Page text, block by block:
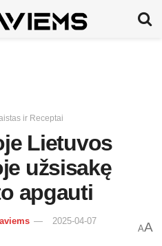
ir Receptai
Lietuvos
užsisakę
apgauti
2025-04-07
AA